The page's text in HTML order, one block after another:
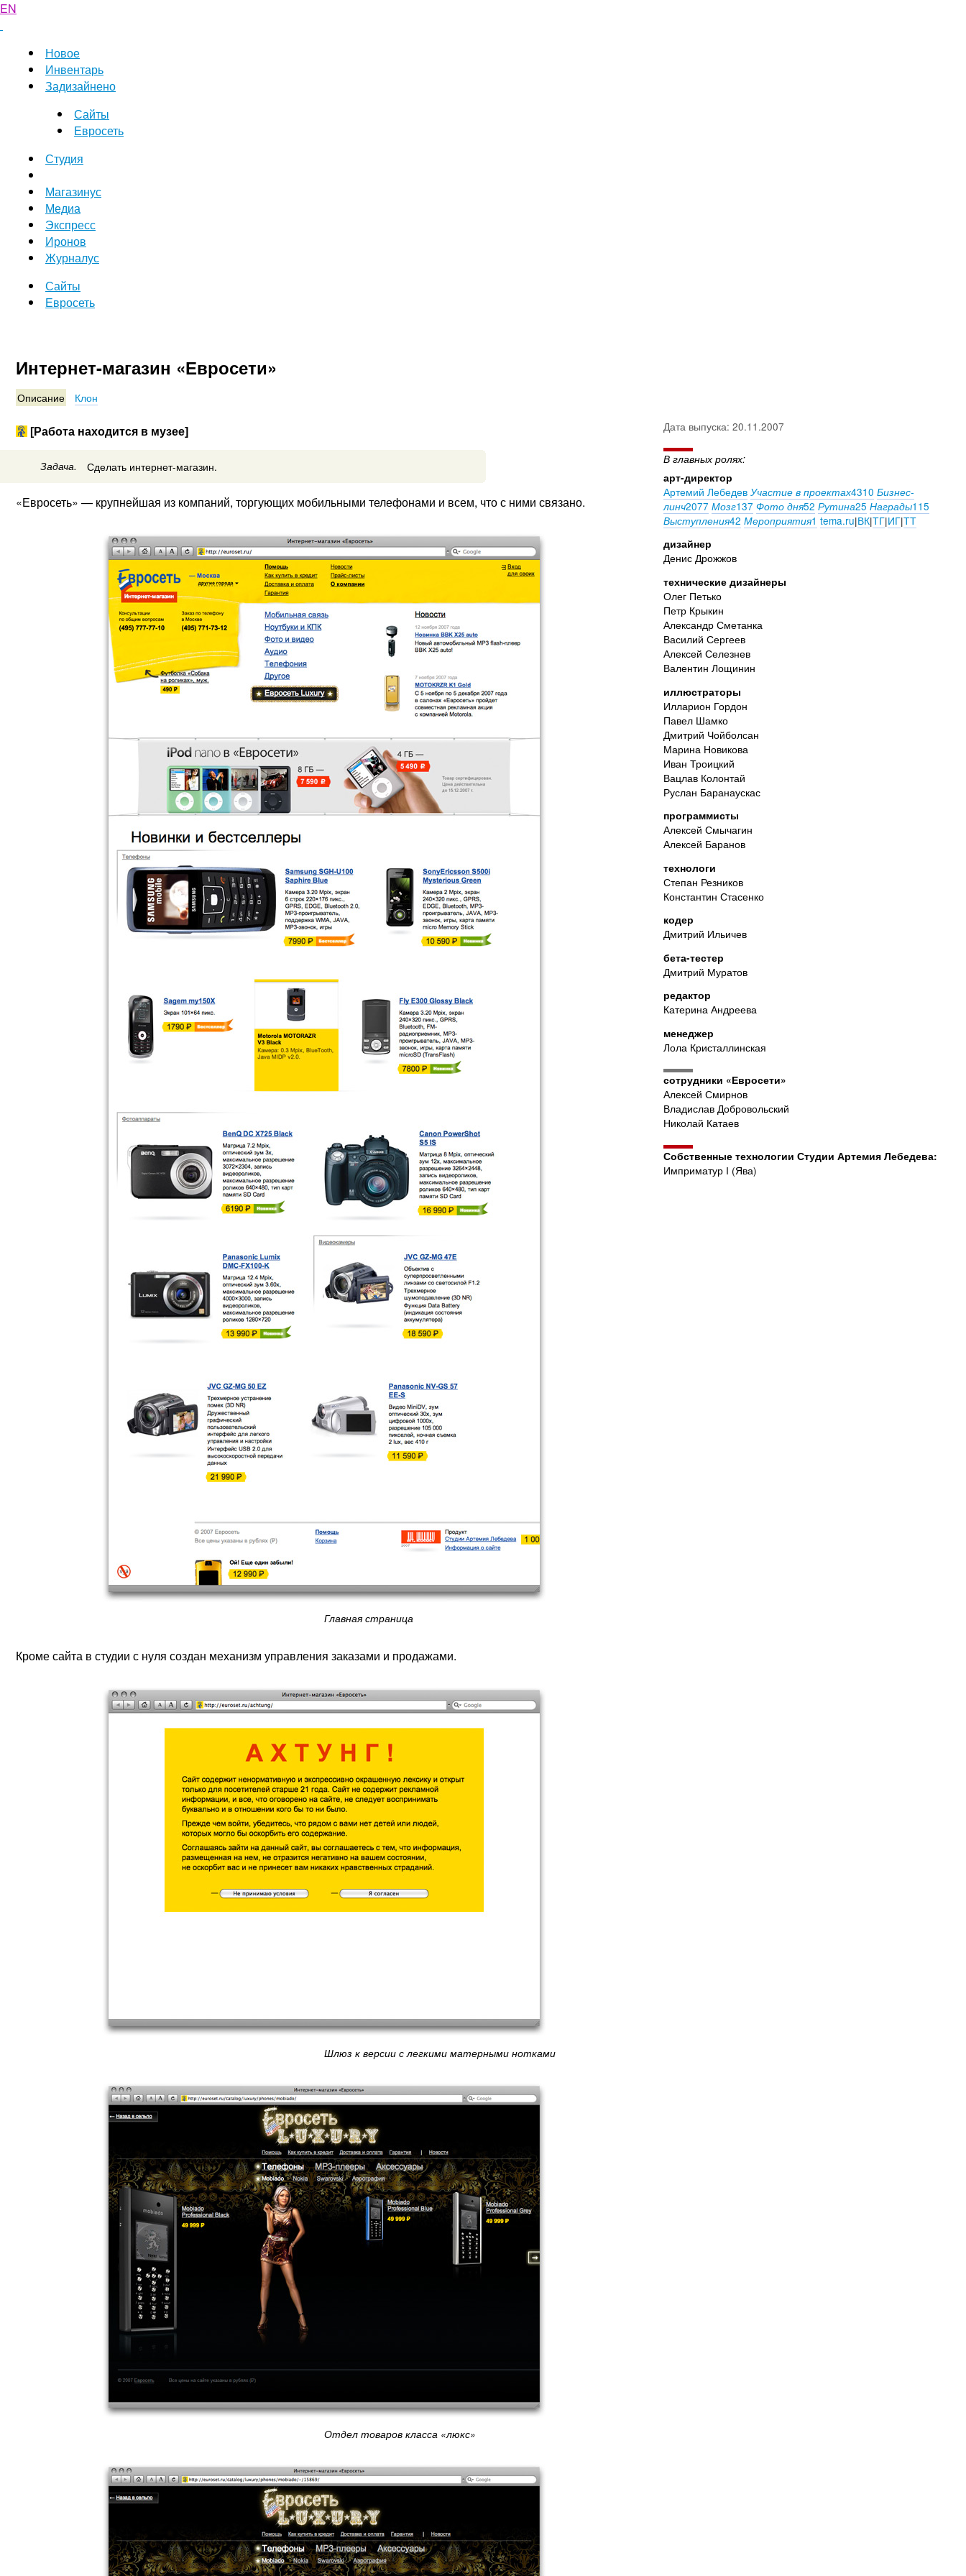
EN
Новое
Инвентарь
Задизайнено
Сайты
Евросеть
Студия
Магазинус
Медиа
Экспресс
Иронов
Журналус
Сайты
Евросеть
Интернет-магазин «Евросети»
Описание Клон
[Работа находится в музее]
Задача. Сделать интернет-магазин.
«Евросеть» — крупнейшая из компаний, торгующих мобильными телефонами и всем, что с ними связано.
Главная страница
Кроме сайта в студии с нуля создан механизм управления заказами и продажами.
Шлюз к версии с легкими матерными нотками
Отдел товаров класса «люкс»
Дата выпуска: 20.11.2007
В главных ролях:
арт-директор
Артемий Лебедев Участие в проектах4310 Бизнес-
линч2077 Мозг137 Фото дня52 Рутина25 Награды115
Выступления42 Мероприятия1 tema.ru|ВК|ТГ|ИГ|ТТ
дизайнер
Денис Дрожжов
технические дизайнеры
Олег Петько
Петр Крыкин
Александр Сметанка
Василий Сергеев
Алексей Селезнев
Валентин Лощинин
иллюстраторы
Илларион Гордон
Павел Шамко
Дмитрий Чойболсан
Марина Новикова
Иван Троицкий
Вацлав Колонтай
Руслан Баранаускас
программисты
Алексей Смычагин
Алексей Баранов
технологи
Степан Резников
Константин Стасенко
кодер
Дмитрий Ильичев
бета-тестер
Дмитрий Муратов
редактор
Катерина Андреева
менеджер
Лола Кристаллинская
сотрудники «Евросети»
Алексей Смирнов
Владислав Добровольский
Николай Катаев
Собственные технологии Студии Артемия Лебедева:
Имприматур I (Ява)